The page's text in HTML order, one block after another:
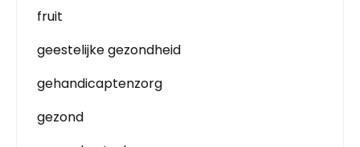
fruit
geestelijke gezondheid
gehandicaptenzorg
gezond